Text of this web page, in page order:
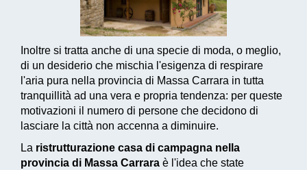
Inoltre si tratta anche di una specie di moda, o meglio,
di un desiderio che mischia l'esigenza di respirare
l'aria pura nella provincia di Massa Carrara in tutta
tranquillità ad una vera e propria tendenza: per queste
motivazioni il numero di persone che decidono di
lasciare la città non accenna a diminuire.
La ristrutturazione casa di campagna nella
provincia di Massa Carrara è l'idea che state